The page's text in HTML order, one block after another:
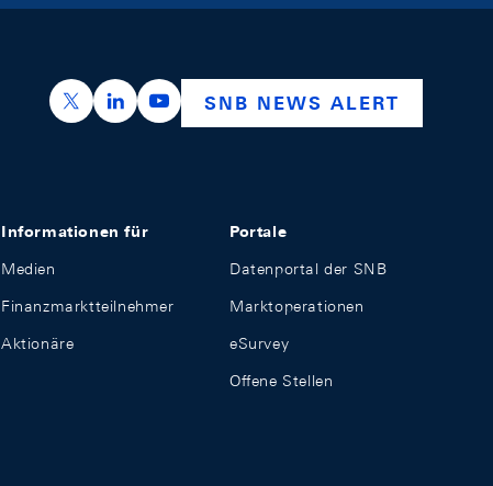
https://x.com/snb_bns
https://ch.linkedin.com/company/swiss-
https://www.youtube.com/
SNB NEWS ALERT
Informationen für
Medien
Finanzmarktteilnehmer
Aktionäre
Portale
Datenportal der SNB
Marktoperationen
eSurvey
Offene Stellen